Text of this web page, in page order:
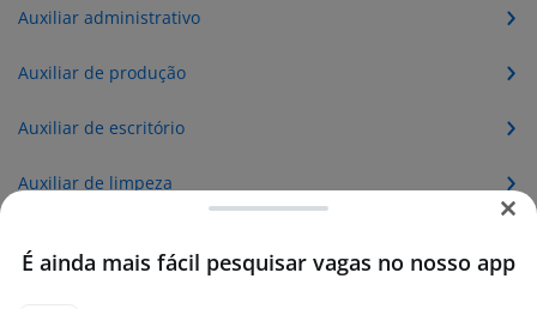
Auxiliar administrativo
Auxiliar de produção
Auxiliar de escritório
Auxiliar de limpeza
É ainda mais fácil pesquisar vagas no nosso app